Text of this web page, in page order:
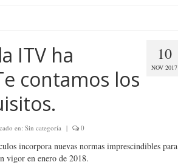
10
NOV 2017
ITV ha
contamos los
en: Sin categoría | 0
incorpora nuevas normas imprescindibles para
vigor en enero de 2018.